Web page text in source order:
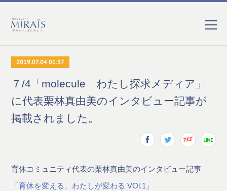
2019.07.04 01:37
７/4「molecule わたし探求メディア」
に代表栗林真由美のインタビュー記事が
掲載されました。
育休コミュニティ代表の栗林真由美のインタビュー記事
「育休を変える、わたしが変わる VOl.1」